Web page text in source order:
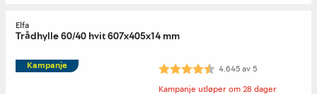
Elfa
Trådhylle 60/40 hvit 607x405x14 mm
Kampanje Karakter: 4.6 av 5 mulige
4.645av5
Kampanje utløper om 28 dager